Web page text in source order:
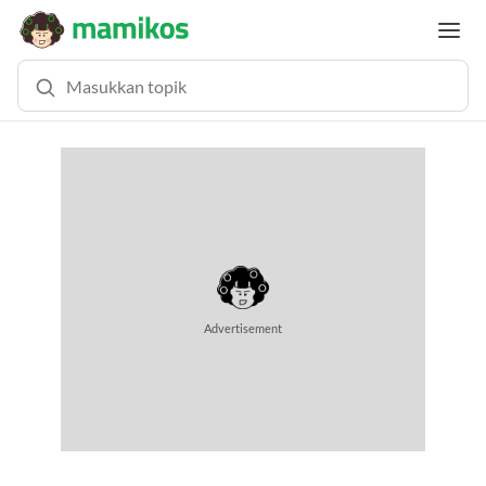
Advertisement